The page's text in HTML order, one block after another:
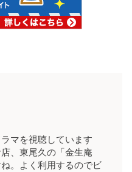
マを視聴しています
、東尾久の「金生庵
。よく利用するのでビ